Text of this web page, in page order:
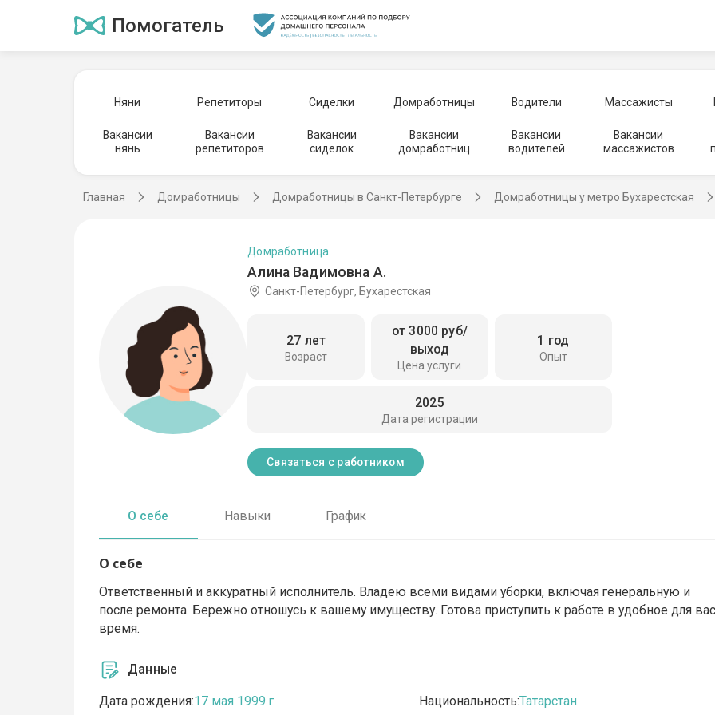
Помогатель
Няни Репетиторы Сиделки Домработницы Водители Массажисты
Вакансии
нянь
Вакансии
репетиторов
Вакансии
сиделок
Вакансии
домработниц
Вакансии
водителей
Вакансии
массажистов
Главная Домработницы Домработницы в Санкт-Петербурге Домработницы у метро Бухарестская
Алина Вадимовна А.
Домработница
Санкт-Петербург, Бухарестская
Возраст
27 лет
Цена услуги
от 3000 руб/
выход
Опыт
1 год
Дата регистрации
2025
Связаться с работником
О себе Навыки График
О себе
Ответственный и аккуратный исполнитель. Владею всеми видами уборки, включая генеральную и
после ремонта. Бережно отношусь к вашему имуществу. Готова приступить к работе в удобное для
время.
Данные
Дата рождения:17 мая 1999 г. Национальность:Татарстан